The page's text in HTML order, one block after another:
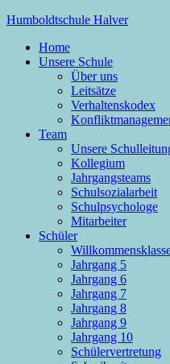
Zum
springen
Humboldtschule Halver
Sekundarschule der Stadt Halver
Home
Unsere Schule
Über uns
Leitsätze
Verhaltenskodex
Team
Unsere
Kollegium
Jahrgangsteams
Schulsozialarbeit
Schulpsychologe
Mitarbeiter
Schüler
Jahrgang 5
Jahrgang 6
Jahrgang 7
Jahrgang 8
Jahrgang 9
Jahrgang 10
Schülervertretung